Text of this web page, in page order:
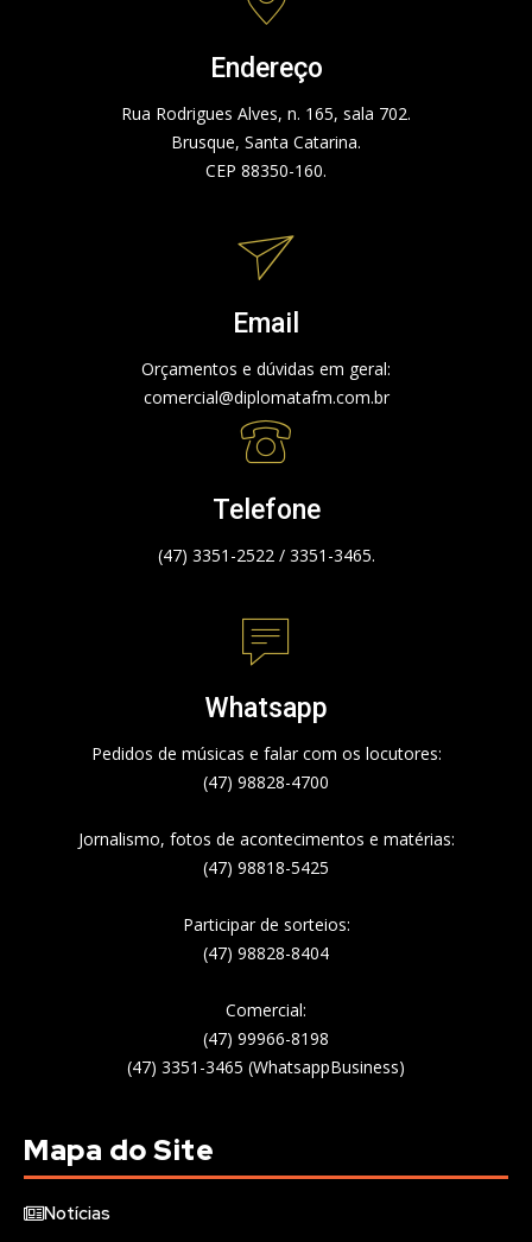
Endereço
Rua Rodrigues Alves, n. 165, sala 702.
Brusque, Santa Catarina.
CEP 88350-160.
Email
Orçamentos e dúvidas em geral:
comercial@diplomatafm.com.br
Telefone
(47) 3351-2522 / 3351-3465.
Whatsapp
Pedidos de músicas e falar com os locutores:
(47) 98828-4700
Jornalismo, fotos de acontecimentos e matérias:
(47) 98818-5425
Participar de sorteios:
(47) 98828-8404
Comercial:
(47) 99966-8198
(47) 3351-3465 (WhatsappBusiness)
Mapa do Site
Notícias